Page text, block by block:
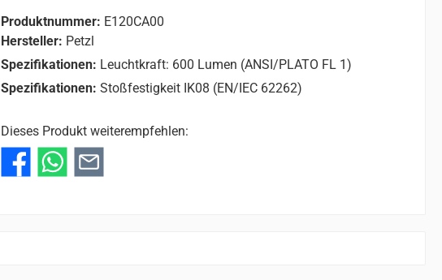
Produktnummer: E120CA00
Hersteller: Petzl
Spezifikationen: Leuchtkraft: 600 Lumen (ANSI/PLATO FL 1)
Spezifikationen: Stoßfestigkeit IK08 (EN/IEC 62262)
Dieses Produkt weiterempfehlen: